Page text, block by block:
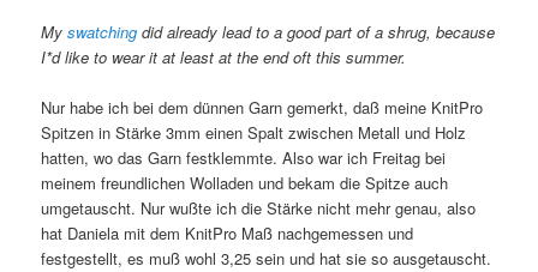
Myswatching did already lead to a good part of a shrug, because
I*d like to wear it at least at the end oft this summer.
Nur habe ich bei dem dünnen Garn gemerkt, daß meine KnitPro
Spitzen in Stärke 3mm einen Spalt zwischen Metall und Holz
hatten, wo das Garn festklemmte. Also war ich Freitag bei
meinem freundlichen Wolladen und bekam die Spitze auch
umgetauscht. Nur wußte ich die Stärke nicht mehr genau, also
hat Daniela mit dem KnitPro Maß nachgemessen und
festgestellt, es muß wohl 3,25 sein und hat sie so ausgetauscht.